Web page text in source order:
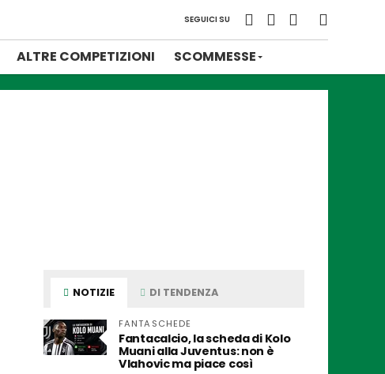
SEGUICI SU
ALTRE COMPETIZIONI SCOMMESSE
NOTIZIE DI TENDENZA
FANTASCHEDE
Fantacalcio, la scheda di Kolo
Muani alla Juventus: non è
Vlahovic ma piace così